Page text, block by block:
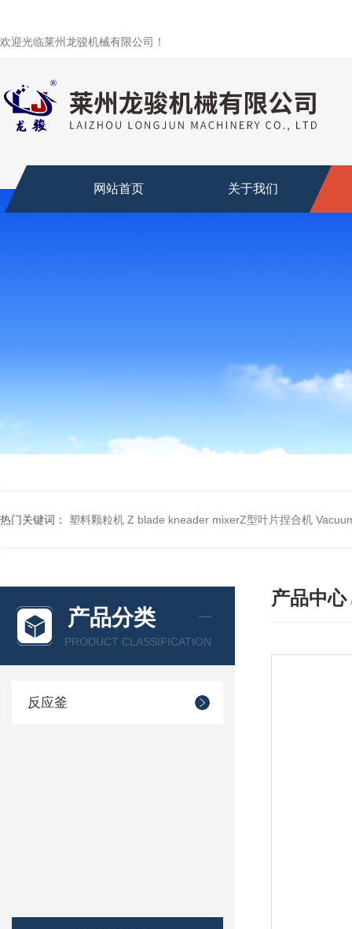
欢迎光临莱州龙骏机械有限公司！
网站首页 关于我们
热门关键词： 塑料颗粒机 Z blade kneader mixerZ型叶片捏合机
产品分类
PRODUCT CLASSIFICATION
反应釜
产品中心